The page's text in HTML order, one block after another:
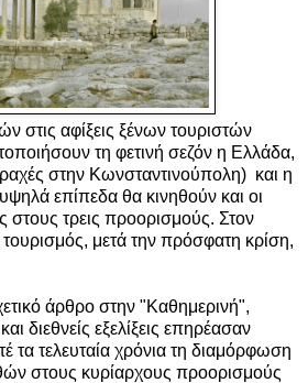
στις αφίξεις ξένων τουριστών
τη φετινή σεζόν η Ελλάδα,
στην Κωνσταντινούπολη) και η
επίπεδα θα κινηθούν και οι
στους τρεις προορισμούς. Στον
μετά την πρόσφατη κρίση,
άρθρο στην "Καθημερινή",
διεθνείς εξελίξεις επηρέασαν
τα τελευταία χρόνια τη διαμόρφωση
στους κυρίαρχους προορισμούς